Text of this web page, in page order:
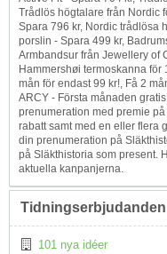
Trådlös högtalare från Nordic
Spara 796 kr, Nordic trådlösa
porslin - Spara 499 kr,
Armbandsur från Jewellery of
Hammershøi termoskanna för
mån för endast 99 kr!, Få 2
ARCY - Första månaden
prenumeration med premie
rabatt samt med en eller flera
din prenumeration på
på Släkthistoria som present.
aktuella kanpanjerna.
Tidningserbjudanden
101 nya idéer